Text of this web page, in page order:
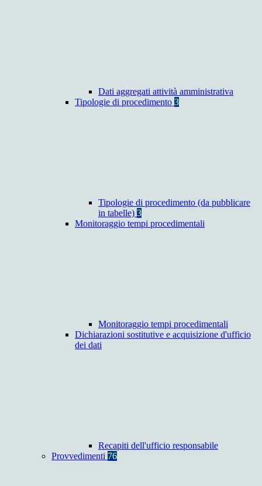
Dati aggregati attività amministrativa
Tipologie di procedimento 3
Tipologie di procedimento (da pubblicare
in tabelle) 3
Monitoraggio tempi procedimentali
Monitoraggio tempi procedimentali
Dichiarazioni sostitutive e acquisizione d'ufficio
dei dati
Recapiti dell'ufficio responsabile
Provvedimenti 76